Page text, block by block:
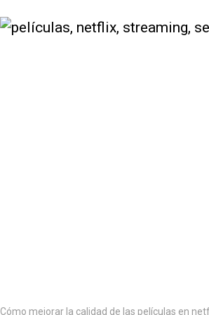
Cómo mejorar la calidad de las películas en